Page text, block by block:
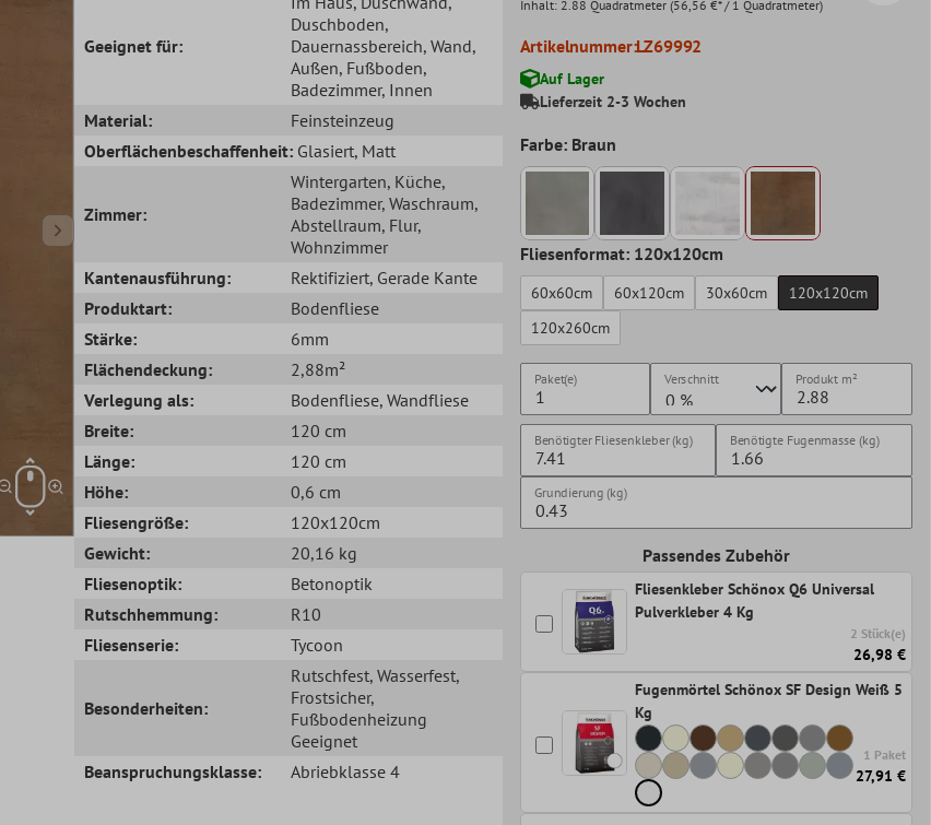
Geeignet für:
Duschboden,
Dauernassbereich, Wand,
Außen, Fußboden,
Badezimmer, Innen
Material:
Feinsteinzeug
Oberflächenbeschaffenheit: Glasiert, Matt
Zimmer:
Wintergarten, Küche,
Badezimmer, Waschraum,
Abstellraum, Flur,
Wohnzimmer
Kantenausführung:
Rektifiziert, Gerade Kante
Produktart:
Bodenfliese
Stärke:
6mm
Flächendeckung:
2,88m²
Verlegung als:
Bodenfliese, Wandfliese
Breite:
120 cm
Länge:
120 cm
Höhe:
0,6 cm
Fliesengröße:
120x120cm
Gewicht:
20,16 kg
Fliesenoptik:
Betonoptik
Rutschhemmung:
R10
Fliesenserie:
Tycoon
Besonderheiten:
Rutschfest, Wasserfest,
Frostsicher,
Fußbodenheizung
Geeignet
Beanspruchungsklasse:
Abriebklasse 4
Inhalt: 2.88 Quadratmeter (56,56 €* / 1 Quadratmeter)
Artikelnummer:LZ69992
Auf Lager
Lieferzeit 2-3 Wochen
Farbe: Braun
Fliesenformat: 120x120cm
60x60cm 60x120cm 30x60cm
120x120cm
120x260cm
Paket(e) Verschnitt Produkt m²
Benötigter Fliesenkleber (kg) Benötigte Fugenmasse (kg)
Grundierung (kg)
Passendes Zubehör
Fliesenkleber Schönox Q6 Universal
Pulverkleber 4 Kg
2 Stück(e)
26,98 €
Fugenmörtel Schönox SF Design Weiß 5
Kg
1 Paket
27,91 €